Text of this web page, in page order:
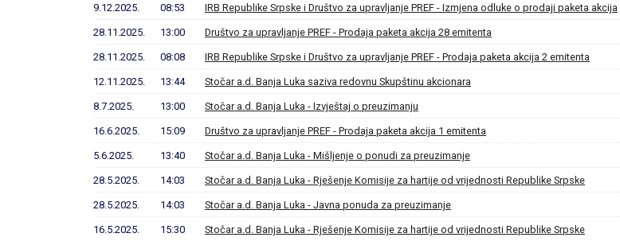
9.12.2025. 08:53 IRB Republike Srpske i Društvo za upravljanje PREF - Izmjena odluke o prodaji paketa akcija
28.11.2025. 13:00 Društvo za upravljanje PREF - Prodaja paketa akcija 28 emitenta
28.11.2025. 08:08 IRB Republike Srpske i Društvo za upravljanje PREF - Prodaja paketa akcija 2 emitenta
12.11.2025. 13:44 Stočar a.d. Banja Luka saziva redovnu Skupštinu akcionara
8.7.2025. 13:00 Stočar a.d. Banja Luka - Izvještaj o preuzimanju
16.6.2025. 15:09 Društvo za upravljanje PREF - Prodaja paketa akcija 1 emitenta
5.6.2025. 13:40 Stočar a.d. Banja Luka - Mišljenje o ponudi za preuzimanje
28.5.2025. 14:03 Stočar a.d. Banja Luka - Rješenje Komisije za hartije od vrijednosti Republike Srpske
28.5.2025. 14:03 Stočar a.d. Banja Luka - Javna ponuda za preuzimanje
16.5.2025. 15:30 Stočar a.d. Banja Luka - Rješenje Komisije za hartije od vrijednosti Republike Srpske